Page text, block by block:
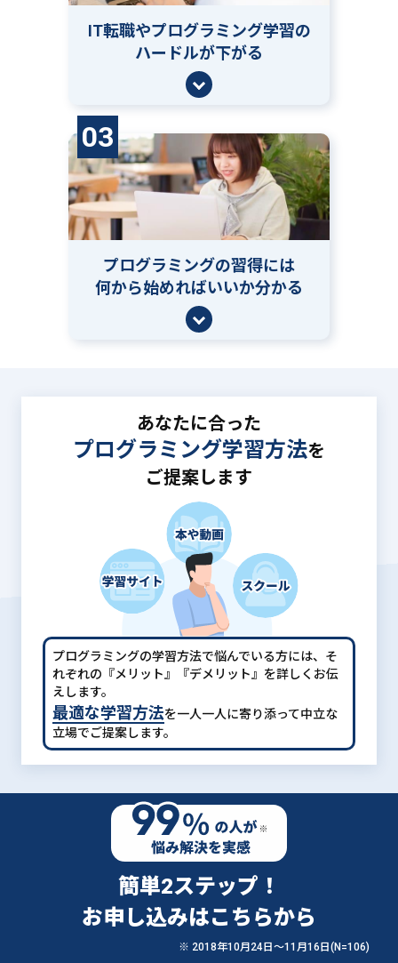
IT転職やプログラミング学習の
ハードルが下がる
03
プログラミングの習得には
何から始めればいいか分かる
あなたに合った
プログラミング学習方法を
ご提案します
プログラミングの学習方法で悩んでいる方には、 そ
れぞれの『メリット』『デメリット』を詳しくお伝
えします。
最適な学習方法を一人一人に寄り添って中立な
立場でご提案します。
簡単2ステップ！
お申し込みはこちらから
※ 2018年10月24日〜11月16日(N=106)